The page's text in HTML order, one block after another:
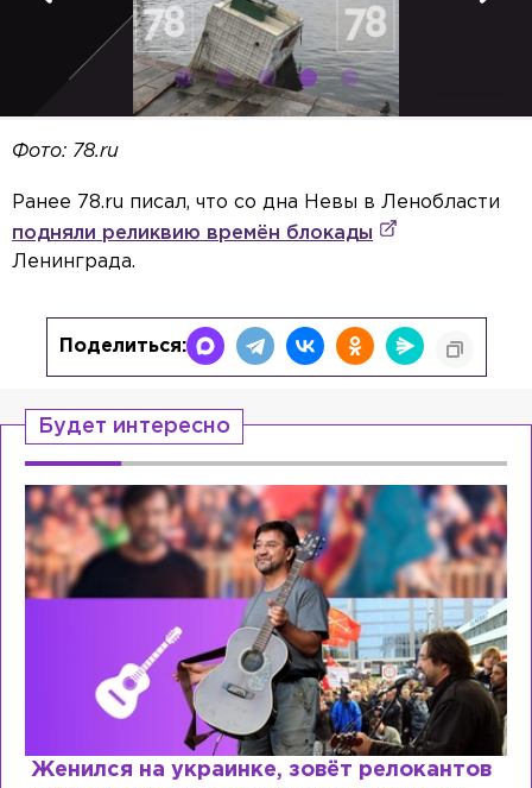
Фото: 78.ru
Ранее 78.ru писал, что со дна Невы в Ленобласти
подняли реликвию времён блокады
Ленинграда.
Поделиться:
Будет интересно
Косил от армии, продавал посты и